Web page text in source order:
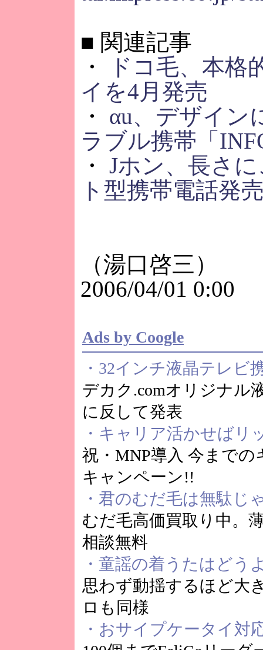
■ 関連記事
・
ドコ毛、本格
イを4月発売
・ αu、デザイン
ラブル携帯「
・ Jホン、長さ
ト型携帯電話発
（湯口啓三）
2006/04/01 0:00
Ads by Coogle
・32インチ液晶テレビ
デカク.comオリジナル
に反して発表
・キャリア活かせばリ
祝・MNP導入 今まで
キャンペーン!!
・君のむだ毛は無駄じ
むだ毛高価買取り中。
相談無料
・童謡の着うたはどう
思わず動揺するほど大
ロも同様
・おサイプケータイ対